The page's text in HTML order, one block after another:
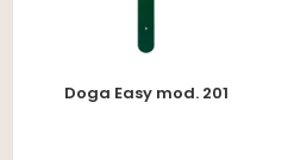
Doga Easy mod. 201